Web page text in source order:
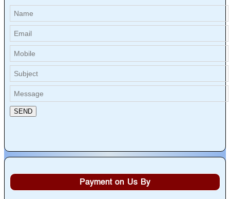
Payment on Us By